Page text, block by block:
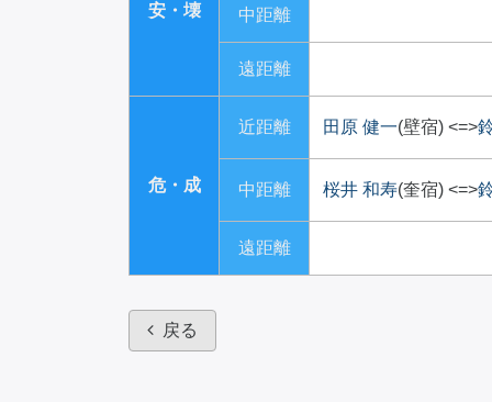
安・壊 中距離
遠距離
危・成
近距離 田原 健一(壁宿) <=>
中距離 桜井 和寿(奎宿) <=>
遠距離
戻る